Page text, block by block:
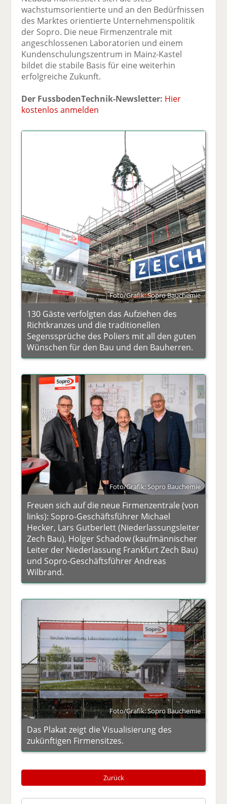
wachstumsorientierte und an den Bedürfnissen
des Marktes orientierte Unternehmenspolitik
der Sopro. Die neue Firmenzentrale mit
angeschlossenen Laboratorien und einem
Kundenschulungszentrum in Mainz-Kastel
bildet die stabile Basis für eine weiterhin
erfolgreiche Zukunft.
Der FussbodenTechnik-Newsletter: Hier
kostenlos anmelden
Foto/Grafik: Sopro Bauchemie
130 Gäste verfolgten das Aufziehen des
Richtkranzes und die traditionellen
Segenssprüche des Poliers mit all den guten
Wünschen für den Bau und den Bauherren.
Foto/Grafik: Sopro Bauchemie
Freuen sich auf die neue Firmenzentrale (von
links): Sopro-Geschäftsführer Michael
Hecker, Lars Gutberlett (Niederlassungsleiter
Zech Bau), Holger Schadow (kaufmännischer
Leiter der Niederlassung Frankfurt Zech Bau)
und Sopro-Geschäftsführer Andreas
Wilbrand.
Foto/Grafik: Sopro Bauchemie
Das Plakat zeigt die Visualisierung des
zukünftigen Firmensitzes.
Zurück